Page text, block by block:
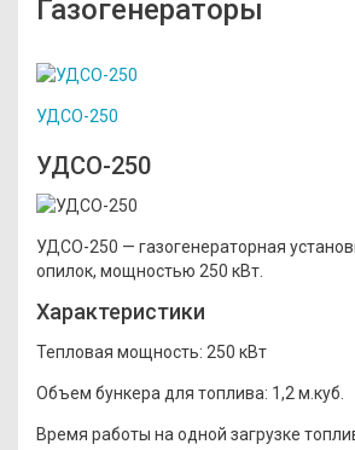
Газогенераторы
УДСО-250
УДСО-250
УДСО-250 — газогенераторная
опилок, мощностью 250 кВт.
Характеристики
Тепловая мощность: 250 кВт
Объем бункера для топлива: 1,2 м.куб.
Время работы на одной загрузке